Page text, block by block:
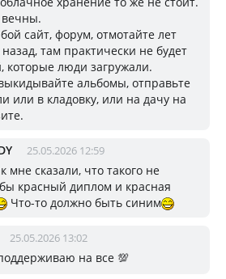
сайт, форум, отмотайте лет
там практически не будет
которые люди загружали.
альбомы, отправьте
или в кладовку, или на дачу на
25.05.2026 12:59
мне сказали, что такого не
красный диплом и красная
Что-то должно быть синим
25.05.2026 13:02
на все 💯